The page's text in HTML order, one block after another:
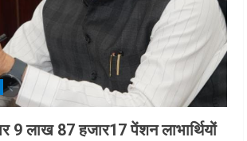
9 लाख 87 हजार17 पेंशन लाभार्थियों